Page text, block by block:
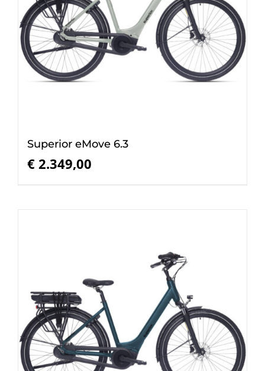
Superior eMove 6.3
€ 2.349,00